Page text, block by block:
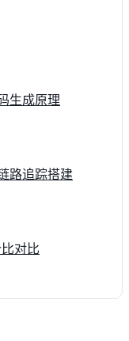
生成原理
路追踪搭建
对比